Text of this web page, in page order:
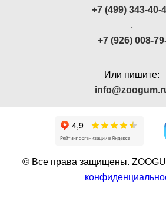
+7 (499) 343-40-
,
+7 (926) 008-
Или пишите:
© Все права защищены.